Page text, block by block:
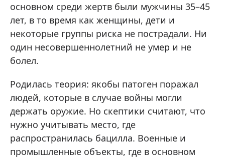
основном среди жертв были мужчины 35–45
лет, в то время как женщины, дети и
некоторые группы риска не пострадали. Ни
один несовершеннолетний не умер и не
болел.
Родилась теория: якобы патоген поражал
людей, которые в случае войны могли
держать оружие. Но скептики считают, что
нужно учитывать место, где
распространилась бацилла. Военные и
промышленные объекты, где в основном